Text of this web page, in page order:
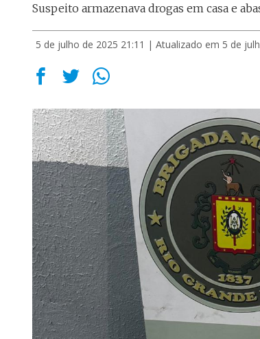
Suspeito armazenava drogas em casa e
5 de julho de 2025 21:11 | Atualizado em 5 de